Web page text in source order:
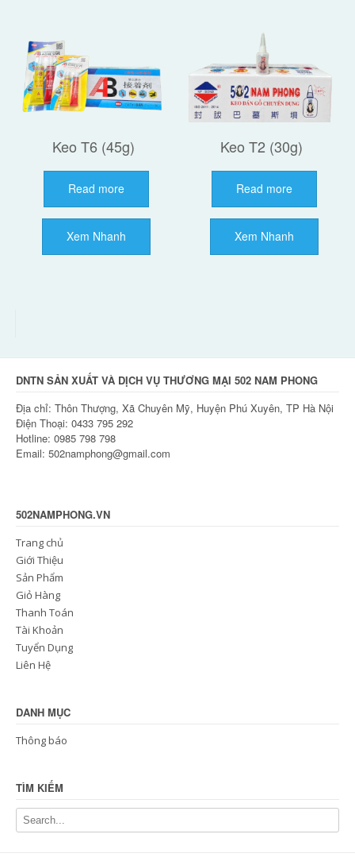
Keo T6 (45g)
Read more
Xem Nhanh
Keo T2 (30g)
Read more
Xem Nhanh
DNTN SẢN XUẤT VÀ DỊCH VỤ THƯƠNG MẠI 502 NAM PHONG
Địa chỉ: Thôn Thượng, Xã Chuyên Mỹ, Huyện Phú Xuyên, TP Hà Nội
Điện Thoại: 0433 795 292
Hotline: 0985 798 798
Email: 502namphong@gmail.com
502NAMPHONG.VN
Trang chủ
Giới Thiệu
Sản Phẩm
Giỏ Hàng
Thanh Toán
Tài Khoản
Tuyển Dụng
Liên Hệ
DANH MỤC
Thông báo
TÌM KIẾM